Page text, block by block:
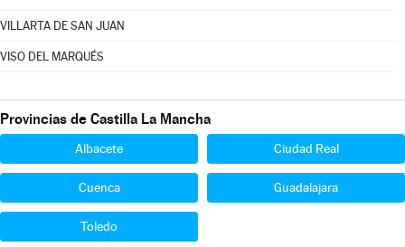
VILLARTA DE SAN JUAN
VISO DEL MARQUÉS
Provincias de Castilla La Mancha
Albacete Ciudad Real
Cuenca Guadalajara
Toledo